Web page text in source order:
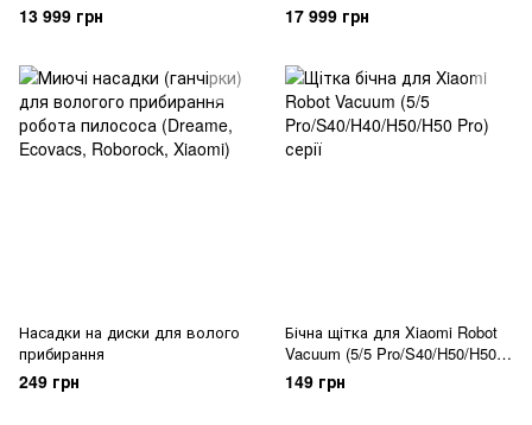
13 999 грн 17 999 грн
Насадки на диски для волого
прибирання
249 грн
Бічна щітка для Xiaomi Robot
Vacuum (5/5 Pro/S40/H50/H50
Pro) серія
149 грн